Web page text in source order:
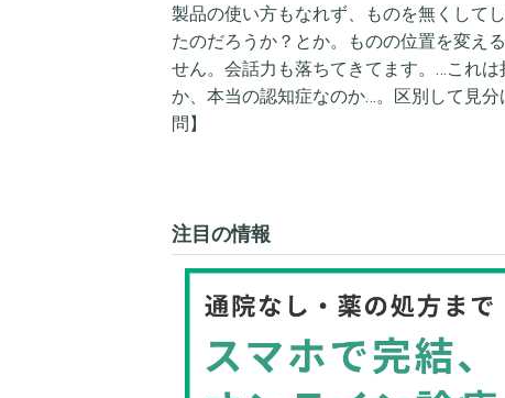
製品の使い方もなれず、ものを無くして
たのだろうか？とか。ものの位置を変え
せん。会話力も落ちてきてます。…これ
か、本当の認知症なのか…。区別して見
問】
注目の情報